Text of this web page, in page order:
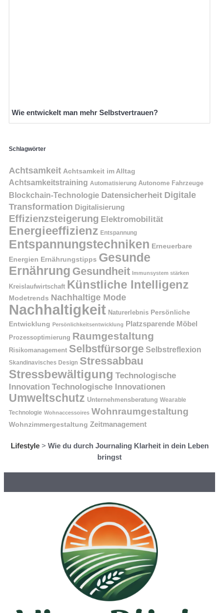
Wie entwickelt man mehr Selbstvertrauen?
Schlagwörter
Achtsamkeit Achtsamkeit im Alltag
Achtsamkeitstraining Automatisierung Autonome Fahrzeuge
Blockchain-Technologie Datensicherheit Digitale
Transformation Digitalisierung
Effizienzsteigerung Elektromobilität
Energieeffizienz Entspannung
Entspannungstechniken Erneuerbare
Energien Ernährungstipps Gesunde
Ernährung Gesundheit Immunsystem stärken
Kreislaufwirtschaft Künstliche Intelligenz
Modetrends Nachhaltige Mode
Nachhaltigkeit Naturerlebnis Persönliche
Entwicklung Persönlichkeitsentwicklung Platzsparende Möbel
Prozessoptimierung Raumgestaltung
Risikomanagement Selbstfürsorge Selbstreflexion
Skandinavisches Design Stressabbau
Stressbewältigung Technologische
Innovation Technologische Innovationen
Umweltschutz Unternehmensberatung Wearable
Technologie Wohnaccessoires Wohnraumgestaltung
Wohnzimmergestaltung Zeitmanagement
Lifestyle> Wie du durch Journaling Klarheit in dein Leben
bringst